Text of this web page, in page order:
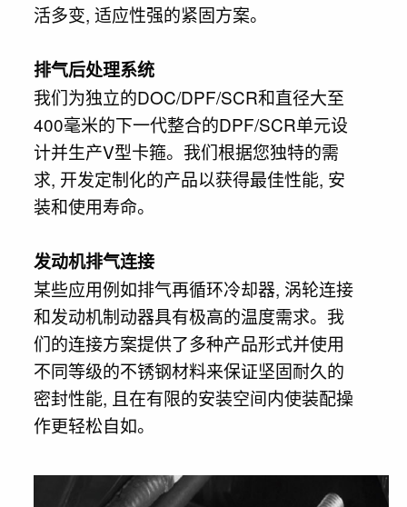
活多变, 适应性强的紧固方案。
排气后处理系统
我们为独立的DOC/DPF/SCR和直径大至
400毫米的下一代整合的DPF/SCR单元设
计并生产V型卡箍。我们根据您独特的需
求, 开发定制化的产品以获得最佳性能, 安
装和使用寿命。
发动机排气连接
某些应用例如排气再循环冷却器, 涡轮连接
和发动机制动器具有极高的温度需求。我
们的连接方案提供了多种产品形式并使用
不同等级的不锈钢材料来保证坚固耐久的
密封性能, 且在有限的安装空间内使装配操
作更轻松自如。